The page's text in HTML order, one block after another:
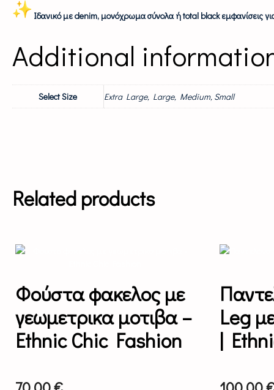
Ιδανικό με denim, μονόχρωμα σύνολα ή total black εμφανίσεις
Additional
Select Size Extra Large, Large, Medium, Small
Related products
Φούστα φακελος με
γεωμετρικα μοτιβα –
Ethnic Chic Fashion
Leg
|
product
variants.
The
options
may
chosen